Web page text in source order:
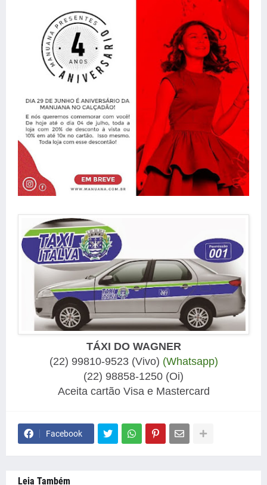
TÁXI DO WAGNER
(22) 99810-9523 (Vivo) (Whatsapp)
(22) 98858-1250 (Oi)
Aceita cartão Visa e Mastercard
Facebook
Leia Também